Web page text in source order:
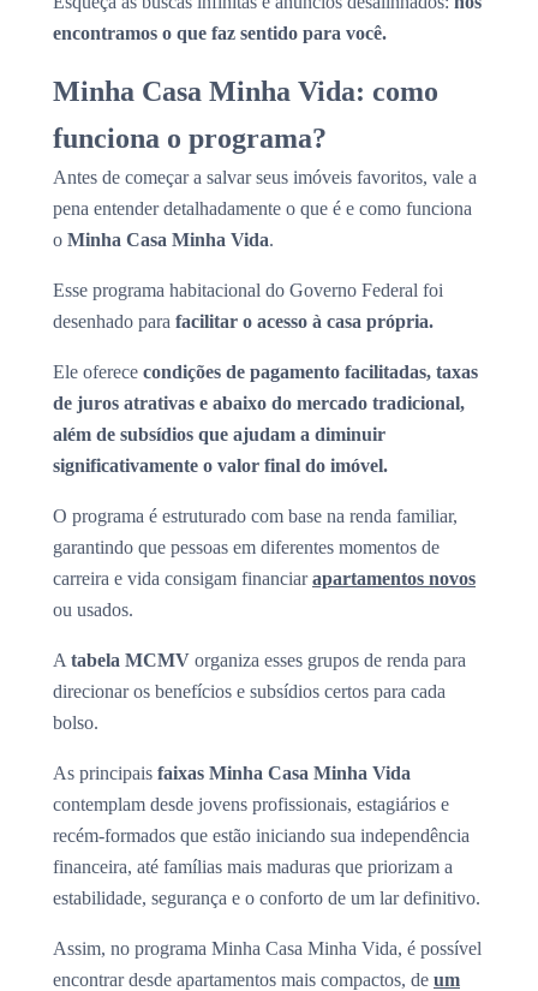
encontramos o que faz sentido para você.
Minha Casa Minha Vida: como
funciona o programa?
Antes de começar a salvar seus imóveis favoritos, vale a
pena entender detalhadamente o que é e como funciona
o Minha Casa Minha Vida.
Esse programa habitacional do Governo Federal foi
desenhado para facilitar o acesso à casa própria.
Ele oferece condições de pagamento facilitadas, taxas
de juros atrativas e abaixo do mercado tradicional,
além de subsídios que ajudam a diminuir
significativamente o valor final do imóvel.
O programa é estruturado com base na renda familiar,
garantindo que pessoas em diferentes momentos de
carreira e vida consigam financiarapartamentos novos
ou usados.
A tabela MCMV organiza esses grupos de renda para
direcionar os benefícios e subsídios certos para cada
bolso.
As principais faixas Minha Casa Minha Vida
contemplam desde jovens profissionais, estagiários e
recém-formados que estão iniciando sua independência
financeira, até famílias mais maduras que priorizam a
estabilidade, segurança e o conforto de um lar definitivo.
Assim, no programa Minha Casa Minha Vida, é possível
encontrar desde apartamentos mais compactos, de um